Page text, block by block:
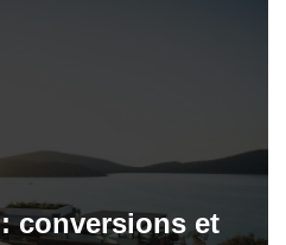
conversions et